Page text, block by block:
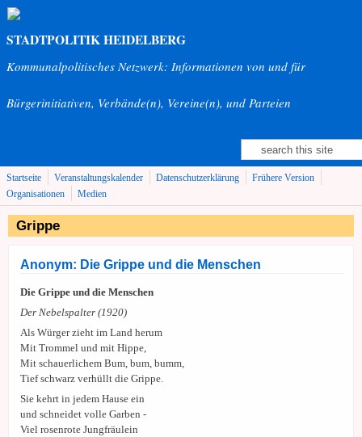
Direkt zum Inhalt
STADTPOLITIK HEIDELBERG
Kommunalpolitisches Netzwerk: Informationen von und für
Bürgerinitiativen, Verbände(n), Vereine(n), und Parteien
Suchformular
Suche
Startseite Veranstaltungskalender Datenschutzerklärung
Frühere Version
Organisationen
Medien
Grippe
Anonym: Die Grippe und die Menschen
Die Grippe und die Menschen
Der Nebelspalter (1920)
Als Würger zieht im Land herum
Mit Trommel und mit Hippe,
Mit schauerlichem Bum, bum, bumm,
Tief schwarz verhüllt die Grippe.
Sie kehrt in jedem Hause ein
und schneidet volle Garben -
Viel rosenrote Jungfräulein